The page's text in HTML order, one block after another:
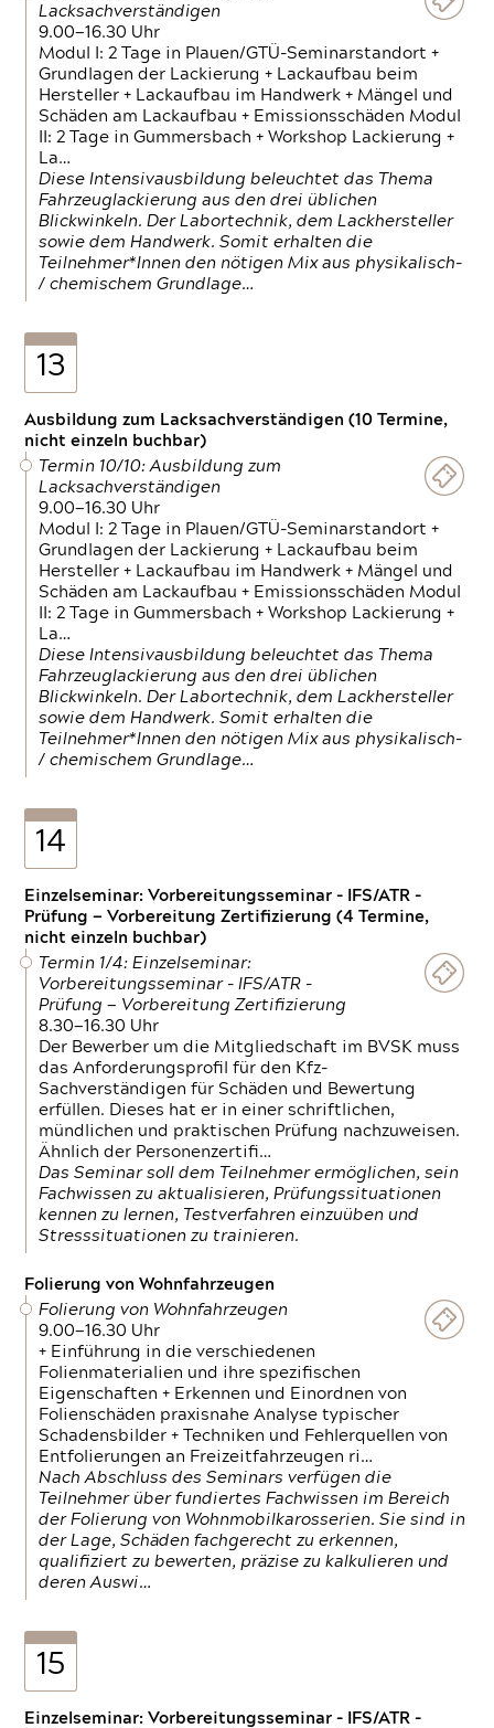
Lacksachverständigen
9.00—16.30 Uhr
Modul I: 2 Tage in Plauen/GTÜ-Seminarstandort +
Grundlagen der Lackierung + Lackaufbau beim
Hersteller + Lackaufbau im Handwerk + Mängel und
Schäden am Lackaufbau + Emissionsschäden Modul
II: 2 Tage in Gummersbach + Workshop Lackierung +
La…
Diese Intensivausbildung beleuchtet das Thema
Fahrzeuglackierung aus den drei üblichen
Blickwinkeln. Der Labortechnik, dem Lackhersteller
sowie dem Handwerk. Somit erhalten die
Teilnehmer*Innen den nötigen Mix aus physikalisch-
/ chemischem Grundlage…
13
Ausbildung zum Lacksachverständigen (10 Termine,
nicht einzeln buchbar)
Termin 10/10: Ausbildung zum
Lacksachverständigen
9.00—16.30 Uhr
Modul I: 2 Tage in Plauen/GTÜ-Seminarstandort +
Grundlagen der Lackierung + Lackaufbau beim
Hersteller + Lackaufbau im Handwerk + Mängel und
Schäden am Lackaufbau + Emissionsschäden Modul
II: 2 Tage in Gummersbach + Workshop Lackierung +
La…
Diese Intensivausbildung beleuchtet das Thema
Fahrzeuglackierung aus den drei üblichen
Blickwinkeln. Der Labortechnik, dem Lackhersteller
sowie dem Handwerk. Somit erhalten die
Teilnehmer*Innen den nötigen Mix aus physikalisch-
/ chemischem Grundlage…
14
Einzelseminar: Vorbereitungsseminar - IFS/ATR -
Prüfung — Vorbereitung Zertifizierung (4 Termine,
nicht einzeln buchbar)
Termin 1/4: Einzelseminar:
Vorbereitungsseminar - IFS/ATR -
Prüfung — Vorbereitung Zertifizierung
8.30—16.30 Uhr
Der Bewerber um die Mitgliedschaft im BVSK muss
das Anforderungsprofil für den Kfz-
Sachverständigen für Schäden und Bewertung
erfüllen. Dieses hat er in einer schriftlichen,
mündlichen und praktischen Prüfung nachzuweisen.
Ähnlich der Personenzertifi…
Das Seminar soll dem Teilnehmer ermöglichen, sein
Fachwissen zu aktualisieren, Prüfungssituationen
kennen zu lernen, Testverfahren einzuüben und
Stresssituationen zu trainieren.
Folierung von Wohnfahrzeugen
Folierung von Wohnfahrzeugen
9.00—16.30 Uhr
+ Einführung in die verschiedenen
Folienmaterialien und ihre spezifischen
Eigenschaften + Erkennen und Einordnen von
Folienschäden praxisnahe Analyse typischer
Schadensbilder + Techniken und Fehlerquellen von
Entfolierungen an Freizeitfahrzeugen ri…
Nach Abschluss des Seminars verfügen die
Teilnehmer über fundiertes Fachwissen im Bereich
der Folierung von Wohnmobilkarosserien. Sie sind in
der Lage, Schäden fachgerecht zu erkennen,
qualifiziert zu bewerten, präzise zu kalkulieren und
deren Auswi…
15
Einzelseminar: Vorbereitungsseminar - IFS/ATR -